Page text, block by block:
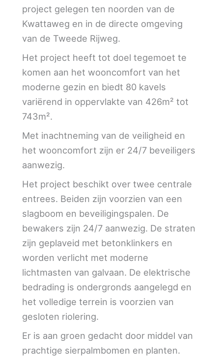
project gelegen ten noorden van de
Kwattaweg en in de directe omgeving
van de Tweede Rijweg.
Het project heeft tot doel tegemoet te
komen aan het wooncomfort van het
moderne gezin en biedt 80 kavels
variërend in oppervlakte van 426m² tot
743m².
Met inachtneming van de veiligheid en
het wooncomfort zijn er 24/7 beveiligers
aanwezig.
Het project beschikt over twee centrale
entrees. Beiden zijn voorzien van een
slagboom en beveiligingspalen. De
bewakers zijn 24/7 aanwezig. De straten
zijn geplaveid met betonklinkers en
worden verlicht met moderne
lichtmasten van galvaan. De elektrische
bedrading is ondergronds aangelegd en
het volledige terrein is voorzien van
gesloten riolering.
Er is aan groen gedacht door middel van
prachtige sierpalmbomen en planten.